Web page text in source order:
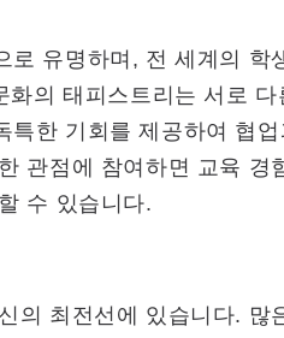
로 유명하며, 전 세계의 학
화의 태피스트리는 서로 다
특한 기회를 제공하여 협
관점에 참여하면 교육 경
수 있습니다.
의 최전선에 있습니다. 많